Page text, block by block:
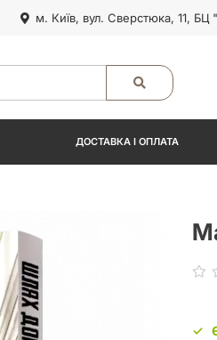
м. Київ, вул. Сверстюка, 11, БЦ
ДОСТАВКА І ОПЛАТА